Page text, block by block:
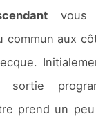
jeux
vous
commun aux
prend un